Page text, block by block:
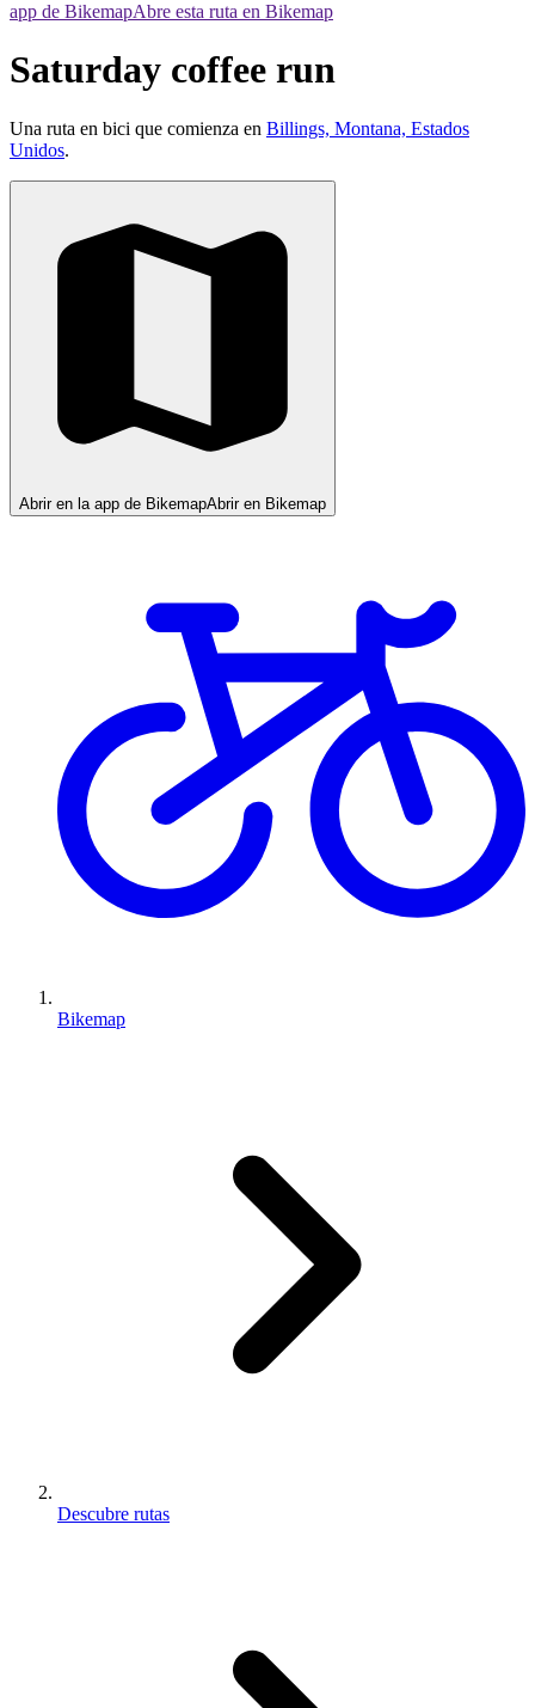
app de BikemapAbre esta ruta en Bikemap
Saturday coffee run
Una ruta en bici que comienza en Billings, Montana, Estados
Unidos.
Abrir en la app de BikemapAbrir en Bikemap
Bikemap
Descubre rutas